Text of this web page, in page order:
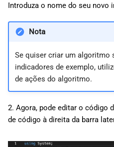
Introduza o nome do seu novo
Nota
Se quiser criar um algoritmo
indicadores de exemplo,
de ações do algoritmo.
2. Agora, pode editar o código
de código à direita da barra